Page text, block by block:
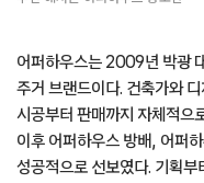
어퍼하우스는 2009년 박광
주거 브랜드이다. 건축가와
시공부터 판매까지 자체적으
이후 어퍼하우스 방배, 어퍼
성공적으로 선보였다. 기획